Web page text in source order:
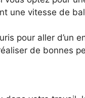
une vitesse de
pour aller d’un
de bonnes